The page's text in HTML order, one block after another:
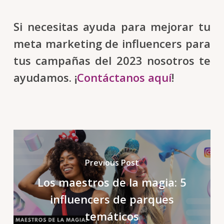
Si necesitas ayuda para mejorar tu
meta marketing de influencers para
tus campañas del 2023 nosotros te
ayudamos. ¡Contáctanos aquí!
Previous Post
Los maestros de la magia: 5
influencers de parques
temáticos